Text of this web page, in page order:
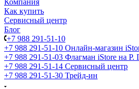
Компания
Как купить
Сервисный центр
Блог
+7 988 291-51-10
+7 988 291-51-10 Онлайн-магазин
+7 988 291-51-03 Флагман iStore на Р.
+7 988 291-51-14 Сервисный центр
+7 988 291-51-30 Трейд-ин